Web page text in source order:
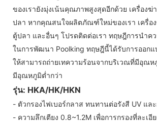
ของเรายังมุ่งเน้นคุณภาพสูงสุดอีกด้วย เครื่องฆ่
ปลา หากคุณสนใจผลิตภัณฑ์ใหม่ของเรา เครื่อ
ตู้ปลา และอื่นๆ โปรดติดต่อเรา ทฤษฎีการนำค
ในการพัฒนา Poolking ทฤษฎีนี้ได้รับการออกแ
ให้สามารถถ่ายเทความร้อนจากบริเวณที่มีอุณห
มีอุณหภูมิต่ำกว่า
รุ่น: HKA/HK/HKN
- ตัวกรองไฟเบอร์กลาส ทนทานต่อรังสี UV แล
- ความลึกเตียง 0.8~1.2M เพื่อการกรองที่ละเอี